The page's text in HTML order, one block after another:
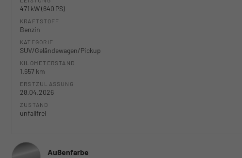
471 kW (640 PS)
KRAFTSTOFF
Benzin
KATEGORIE
SUV/Geländewagen/Pickup
KILOMETERSTAND
1.657 km
ERSTZULASSUNG
28.04.2026
ZUSTAND
unfallfrei
Außenfarbe